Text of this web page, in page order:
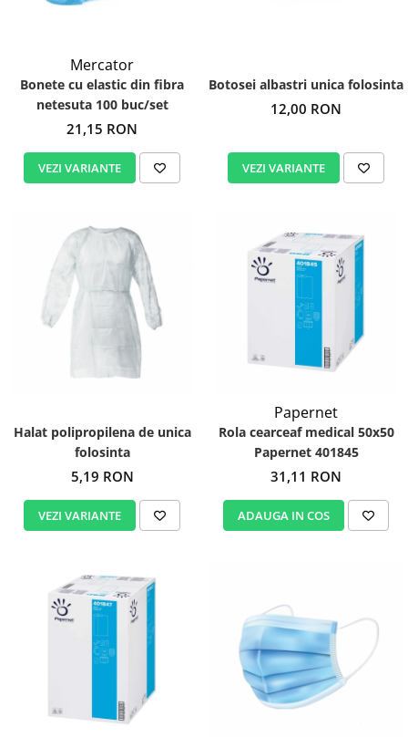
Mercator
Bonete cu elastic din fibra
netesuta 100 buc/set
21,15 RON
VEZI VARIANTE
Botosei albastri unica folosinta
12,00 RON
VEZI VARIANTE
Halat polipropilena de unica
folosinta
5,19 RON
VEZI VARIANTE
Papernet
Rola cearceaf medical 50x50
Papernet 401845
31,11 RON
ADAUGA IN COS